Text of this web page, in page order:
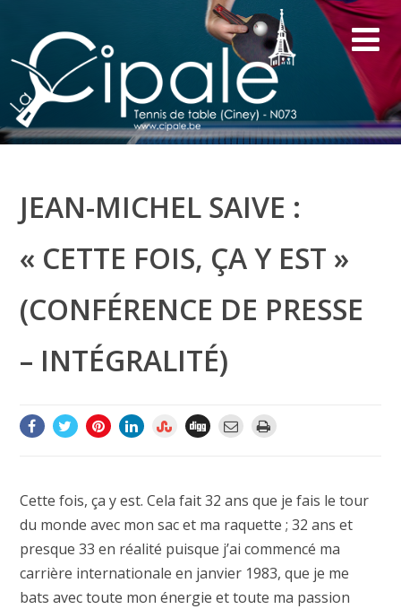
JEAN-MICHEL SAIVE :
« CETTE FOIS, ÇA Y EST »
(CONFÉRENCE DE PRESSE
– INTÉGRALITÉ)
Cette fois, ça y est. Cela fait 32 ans que je fais le tour
du monde avec mon sac et ma raquette ; 32 ans et
presque 33 en réalité puisque j’ai commencé ma
carrière internationale en janvier 1983, que je me
bats avec toute mon énergie et toute ma passion